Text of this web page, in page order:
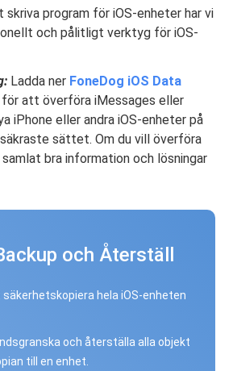
skriva program för iOS-enheter har vi
och pålitligt verktyg för iOS-
Ladda ner FoneDog iOS Data
för att överföra iMessages eller
iPhone eller andra iOS-enheter på
sättet. Om du vill överföra
samlat bra information och lösningar
och Återställ
hela iOS-enheten
och återställa alla objekt
till en enhet.